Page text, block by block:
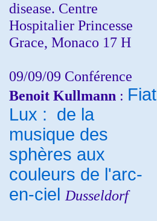
disease. Centre
Hospitalier Princesse
Grace, Monaco 17 H
09/09/09 Conférence
Benoit Kullmann : Fiat
Lux : de la
musique des
sphères aux
couleurs de l'arc-
en-ciel Dusseldorf